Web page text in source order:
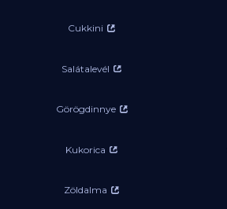
Cukkini
Salátalevél
Görögdinnye
Kukorica
Zöldalma